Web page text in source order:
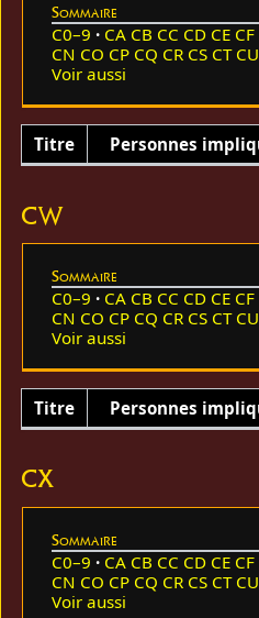
Sommaire
C0–9 CA CB CC CD CE CF
CN CO CP CQ CR CS CT CU
Voir aussi
Titre Personnes
CW
Sommaire
C0–9 CA CB CC CD CE CF
CN CO CP CQ CR CS CT CU
Voir aussi
Titre Personnes
CX
Sommaire
C0–9 CA CB CC CD CE CF
CN CO CP CQ CR CS CT CU
Voir aussi